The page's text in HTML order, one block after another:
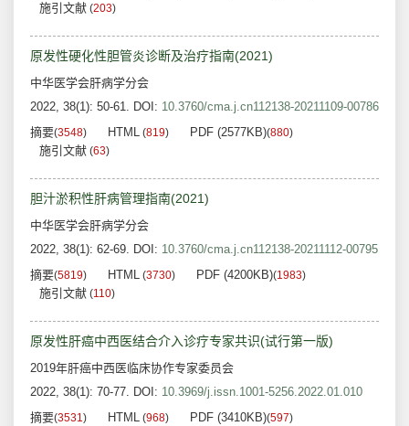
施引文献 (203)
原发性硬化性胆管炎诊断及治疗指南(2021)
中华医学会肝病学分会
2022, 38(1): 50-61. DOI: 10.3760/cma.j.cn112138-20211109-00786
摘要(3548) HTML (819) PDF (2577KB)(880)
施引文献 (63)
胆汁淤积性肝病管理指南(2021)
中华医学会肝病学分会
2022, 38(1): 62-69. DOI: 10.3760/cma.j.cn112138-20211112-00795
摘要(5819) HTML (3730) PDF (4200KB)(1983)
施引文献 (110)
原发性肝癌中西医结合介入诊疗专家共识(试行第一版)
2019年肝癌中西医临床协作专家委员会
2022, 38(1): 70-77. DOI: 10.3969/j.issn.1001-5256.2022.01.010
摘要(3531) HTML (968) PDF (3410KB)(597)